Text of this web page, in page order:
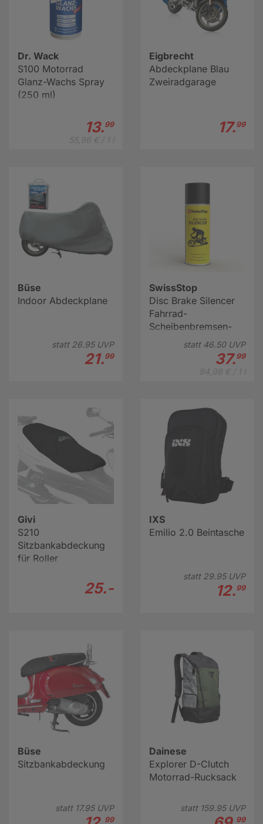
Dr. Wack
S100 Motorrad
Glanz-Wachs Spray
(250 ml)
13.99
Eigbrecht
Abdeckplane Blau
Zweiradgarage
17.99
Büse
Indoor Abdeckplane
statt 26.95UVP
21.99
SwissStop
Disc Brake Silencer
Fahrrad-
Scheibenbremsen-
Spray (400 ml)
statt 46.50UVP
37.99
Givi
S210
Sitzbankabdeckung
für Roller
25.-
IXS
Emilio 2.0 Beintasche
statt 29.95UVP
12.99
Büse
Sitzbankabdeckung
statt 17.95UVP
99
Dainese
Explorer D-Clutch
Motorrad-Rucksack
statt 159.95UVP
99